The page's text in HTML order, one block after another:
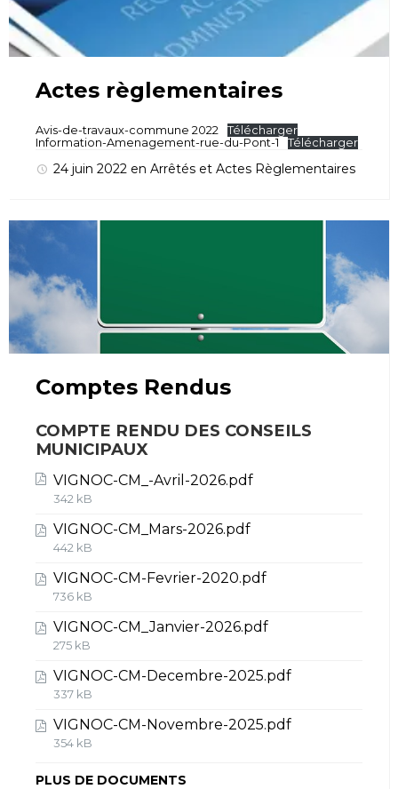
Actes règlementaires
Avis-de-travaux-commune 2022
Télécharger
Information-Amenagement-rue-du-Pont-1
Télécharger
24 juin 2022 en Arrêtés et Actes Règlementaires
Comptes Rendus
COMPTE RENDU DES CONSEILS
MUNICIPAUX
VIGNOC-CM_-Avril-2026.pdf
342 kB
VIGNOC-CM_Mars-2026.pdf
442 kB
VIGNOC-CM-Fevrier-2020.pdf
736 kB
VIGNOC-CM_Janvier-2026.pdf
275 kB
VIGNOC-CM-Decembre-2025.pdf
337 kB
VIGNOC-CM-Novembre-2025.pdf
354 kB
PLUS DE DOCUMENTS